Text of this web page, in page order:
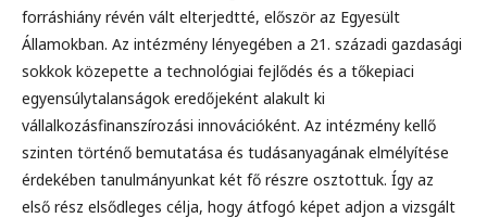
forráshiány révén vált elterjedtté, először az Egyesült
Államokban. Az intézmény lényegében a 21. századi gazdasági
sokkok közepette a technológiai fejlődés és a tőkepiaci
egyensúlytalanságok eredőjeként alakult ki
vállalkozásfinanszírozási innovációként. Az intézmény kellő
szinten történő bemutatása és tudásanyagának elmélyítése
érdekében tanulmányunkat két fő részre osztottuk. Így az
első rész elsődleges célja, hogy átfogó képet adjon a vizsgált